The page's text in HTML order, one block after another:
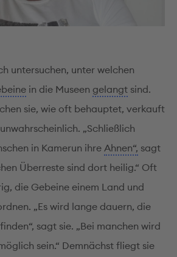
untersuchen, unter welchen
in die Museen gelangt sind.
sie, wie oft behauptet, verkauft
„Schließlich
in Kamerun ihre Ahnen“, sagt
Überreste sind dort heilig.“ Oft
die Gebeine einem Land und
„Es wird lange dauern, die
sagt sie. „Bei manchen wird
sein.“ Demnächst fliegt sie